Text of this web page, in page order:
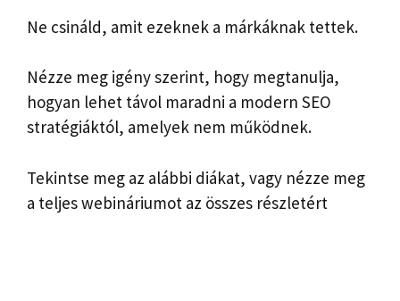
Ne csináld, amit ezeknek a márkáknak tettek.
Nézze meg igény szerint, hogy megtanulja,
hogyan lehet távol maradni a modern SEO
stratégiáktól, amelyek nem működnek.
Tekintse meg az alábbi diákat, vagy nézze meg
a teljes webináriumot az összes részletért